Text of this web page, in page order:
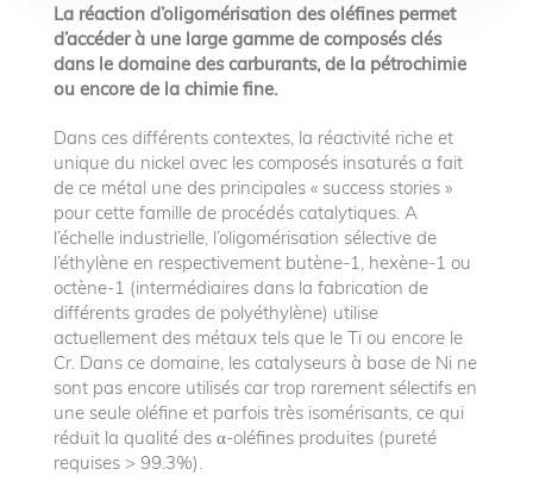
La réaction d’oligomérisation des oléfines permet
d’accéder à une large gamme de composés clés
dans le domaine des carburants, de la pétrochimie
ou encore de la chimie fine.
Dans ces différents contextes, la réactivité riche et
unique du nickel avec les composés insaturés a fait
de ce métal une des principales « success stories »
pour cette famille de procédés catalytiques. A
l’échelle industrielle, l’oligomérisation sélective de
l’éthylène en respectivement butène-1, hexène-1 ou
octène-1 (intermédiaires dans la fabrication de
différents grades de polyéthylène) utilise
actuellement des métaux tels que le Ti ou encore le
Cr. Dans ce domaine, les catalyseurs à base de Ni ne
sont pas encore utilisés car trop rarement sélectifs en
une seule oléfine et parfois très isomérisants, ce qui
réduit la qualité des α-oléfines produites (pureté
requises > 99.3%).